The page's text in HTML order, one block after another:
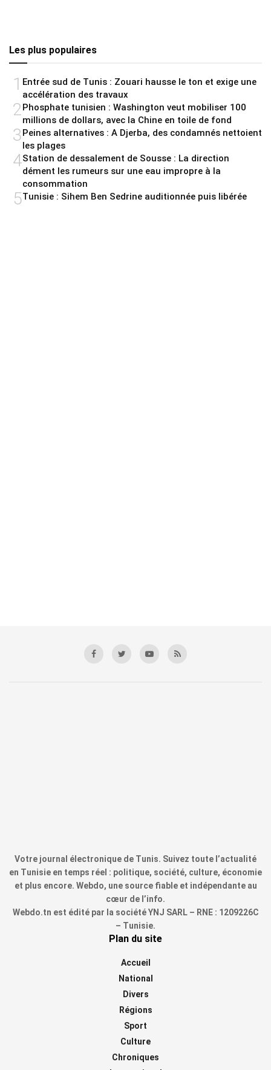
Les plus populaires
1 Entrée sud de Tunis : Zouari hausse le ton et exige une
accélération des travaux
2 Phosphate tunisien : Washington veut mobiliser 100
millions de dollars, avec la Chine en toile de fond
3 Peines alternatives : A Djerba, des condamnés nettoient
les plages
4Station de dessalement de Sousse : La direction
dément les rumeurs sur une eau impropre à la
consommation
5Tunisie : Sihem Ben Sedrine auditionnée puis libérée
Votre journal électronique de Tunis. Suivez toute l’actualité
en Tunisie en temps réel : politique, société, culture, économie
et plus encore. Webdo, une source fiable et indépendante au
cœur de l’info.
Webdo.tn est édité par la société YNJ SARL – RNE : 1209226C
– Tunisie.
Plan du site
Accueil
National
Divers
Régions
Sport
Culture
Chroniques